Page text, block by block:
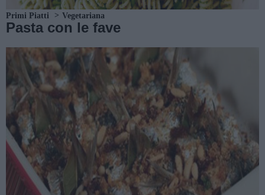
Primi Piatti Vegetariana
Pasta con le fave